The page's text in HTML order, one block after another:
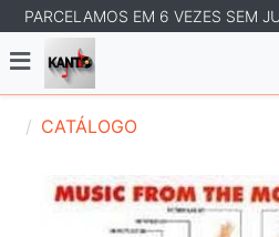
PARCELAMOS EM 6 VEZES SEM
CATÁLOGO